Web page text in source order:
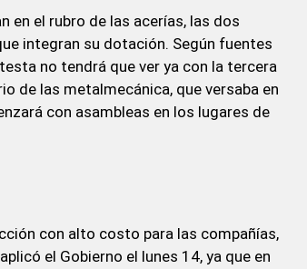
en el rubro de las acerías, las dos
integran su dotación. Según fuentes
no tendrá que ver ya con la tercera
de las metalmecánica, que versaba en
con asambleas en los lugares de
con alto costo para las compañías,
el Gobierno el lunes 14, ya que en